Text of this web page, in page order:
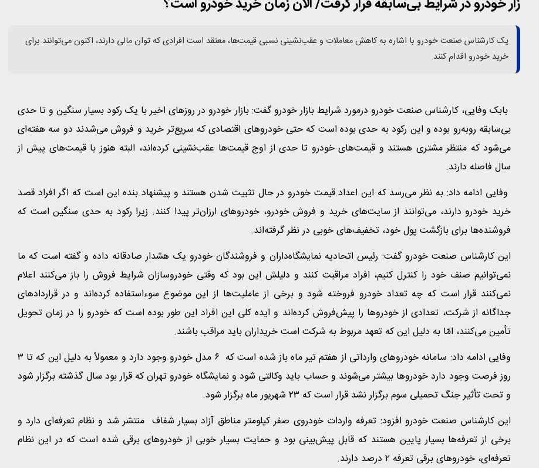
یک کارشناس صنعت خودرو با اشاره به کاهش معاملات و عقب‌نشینی نسبی قیمت‌ها، معتقد است افرادی که توان مالی دارند، اکنون می‌توانند برای
خرید خودرو اقدام کنند.
بابک وفایی، کارشناس صنعت خودرو درمورد شرایط بازار خودرو گفت: بازار خودرو در روزهای اخیر با یک رکود بسیار سنگین و تا حدی
بی‌سابقه روبه‌رو بوده و این رکود به حدی بوده است که حتی خودروهای اقتصادی که سریع‌تر خرید و فروش می‌شدند دو سه هفته‌ای
می‌شود که منتظر مشتری هستند و قیمت‌های خودرو تا حدی از اوج قیمت‌ها عقب‌نشینی کرده‌اند، البته هنوز با قیمت‌های پیش از
سال فاصله دارند.
وفایی ادامه داد: به نظر می‌رسد که این اعداد قیمت خودرو در حال تثبیت شدن هستند و پیشنهاد بنده این است که اگر افراد قصد
خرید خودرو دارند، می‌توانند از سایت‌های خرید و فروش خودرو، خودروهای ارزان‌تر پیدا کنند. زیرا رکود به حدی سنگین است که
فروشنده‌ها برای بازگشت پول خود، تخفیف‌های خوبی در نظر گرفته‌اند.
این کارشناس صنعت خودرو گفت: رئیس اتحادیه نمایشگاه‌داران و فروشندگان خودرو یک هشدار صادقانه داده و گفته است که ما
نمی‌توانیم صنف خود را کنترل کنیم، افراد مراقبت کنند و دلیلش این بود که وقتی خودروسازان شرایط فروش را باز می‌کنند اعلام
نمی‌کنند قرار است که چه تعداد خودرو فروخته شود و برخی از عاملیت‌ها از این موضوع سوءاستفاده کرده‌اند و در قراردادهای
جداگانه از شرکت، تعدادی از خودروها را پیش‌فروش کرده‌اند و ایده کلی این افراد این طور بوده است که خودرو را در زمان تحویل
تأمین می‌کنند، امّا به دلیل این که تعهد مربوط به شرکت است خریداران باید مراقب باشند.
وفایی ادامه داد: سامانه خودروهای وارداتی از هفتم تیر ماه باز شده است که ۶ مدل خودرو وجود دارد و معمولاً به دلیل این که تا ۳
روز فرصت وجود دارد خودروها بیشتر می‌شوند و حساب باید وکالتی شود و نمایشگاه خودرو تهران که قرار بود سال گذشته برگزار شود
و تحت تأثیر جنگ تحمیلی سوم برگزار نشد قرار است که ۲۳ شهریور ماه برگزار شود.
این کارشناس صنعت خودرو افزود: تعرفه واردات خودروی صفر کیلومتر مناطق آزاد بسیار شفاف منتشر شد و نظام تعرفه‌ای دارد و
برخی از تعرفه‌ها بسیار پایین هستند که قابل پیش‌بینی بود و حمایت بسیار خوبی از خودروهای برقی شده است که در این نظام
تعرفه‌ای، خودروهای برقی تعرفه ۲ درصد دارند.